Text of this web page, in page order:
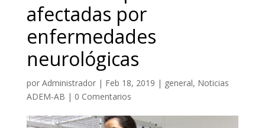
afectadas por
enfermedades
neurológicas
por Administrador| Feb 18, 2019 | general, Noticias
ADEM-AB | 0 Comentarios